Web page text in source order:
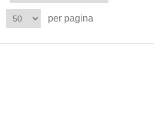
per pagina